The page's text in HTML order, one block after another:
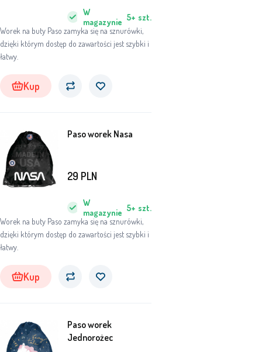
Worek na buty Paso zamyka się na sznurówki,
dzięki którym dostęp do zawartości jest szybki i
łatwy.
W
magazynie 5+ szt.
Kup
Paso worek Nasa
Worek na buty Paso zamyka się na sznurówki,
dzięki którym dostęp do zawartości jest szybki i
łatwy.
W
magazynie 5+ szt.
29 PLN
Kup
Paso worek
Jednorożec